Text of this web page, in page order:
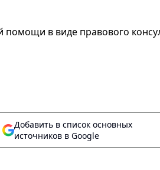
в виде правового
Добавить в список основных
источников в Google